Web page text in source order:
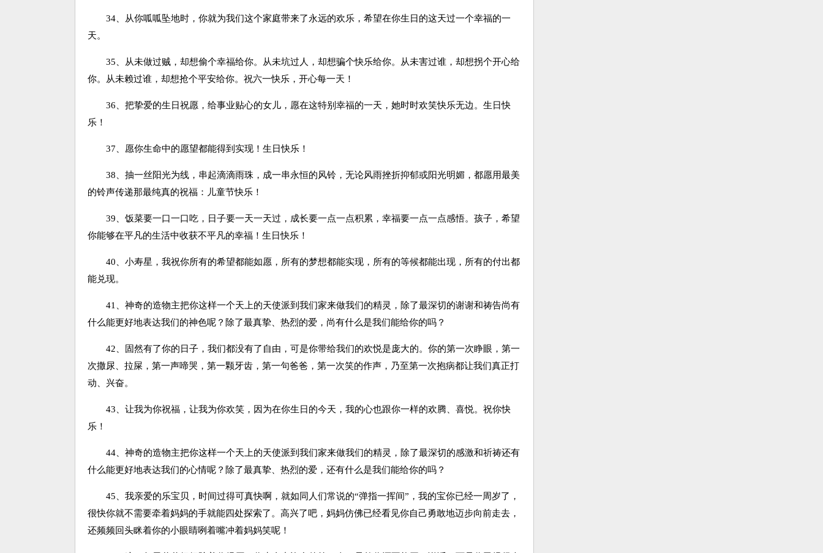
34、从你呱呱坠地时，你就为我们这个家庭带来了永远的欢乐，希望在你生日的这天过一个幸福的一
天。
35、从未做过贼，却想偷个幸福给你。从未坑过人，却想骗个快乐给你。从未害过谁，却想拐个开心给
你。从未赖过谁，却想抢个平安给你。祝六一快乐，开心每一天！
36、把挚爱的生日祝愿，给事业贴心的女儿，愿在这特别幸福的一天，她时时欢笑快乐无边。生日快
乐！
37、愿你生命中的愿望都能得到实现！生日快乐！
38、抽一丝阳光为线，串起滴滴雨珠，成一串永恒的风铃，无论风雨挫折抑郁或阳光明媚，都愿用最美
的铃声传递那最纯真的祝福：儿童节快乐！
39、饭菜要一口一口吃，日子要一天一天过，成长要一点一点积累，幸福要一点一点感悟。孩子，希望
你能够在平凡的生活中收获不平凡的幸福！生日快乐！
40、小寿星，我祝你所有的希望都能如愿，所有的梦想都能实现，所有的等候都能出现，所有的付出都
能兑现。
41、神奇的造物主把你这样一个天上的天使派到我们家来做我们的精灵，除了最深切的谢谢和祷告尚有
什么能更好地表达我们的神色呢？除了最真挚、热烈的爱，尚有什么是我们能给你的吗？
42、固然有了你的日子，我们都没有了自由，可是你带给我们的欢悦是庞大的。你的第一次睁眼，第一
次撒尿、拉屎，第一声啼哭，第一颗牙齿，第一句爸爸，第一次笑的作声，乃至第一次抱病都让我们真正打
动、兴奋。
43、让我为你祝福，让我为你欢笑，因为在你生日的今天，我的心也跟你一样的欢腾、喜悦。祝你快
乐！
44、神奇的造物主把你这样一个天上的天使派到我们家来做我们的精灵，除了最深切的感激和祈祷还有
什么能更好地表达我们的心情呢？除了最真挚、热烈的爱，还有什么是我们能给你的吗？
45、我亲爱的乐宝贝，时间过得可真快啊，就如同人们常说的“弹指一挥间”，我的宝你已经一周岁了，
很快你就不需要牵着妈妈的手就能四处探索了。高兴了吧，妈妈仿佛已经看见你自己勇敢地迈步向前走去，
还频频回头眯着你的小眼睛咧着嘴冲着妈妈笑呢！